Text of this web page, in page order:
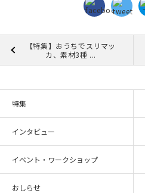
【特集】おうちでスリマッ
カ、素材3種 ...
特集
インタビュー
イベント・ワークショップ
おしらせ